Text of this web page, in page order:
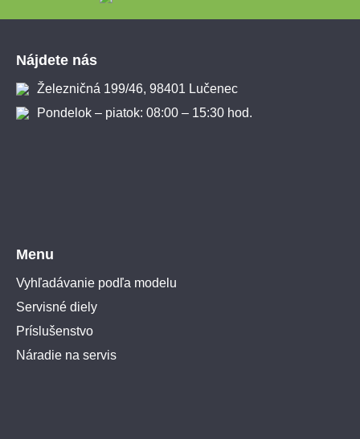
Nájdete nás
Železničná 199/46, 98401 Lučenec
Pondelok – piatok: 08:00 – 15:30 hod.
Menu
Vyhľadávanie podľa modelu
Servisné diely
Príslušenstvo
Náradie na servis